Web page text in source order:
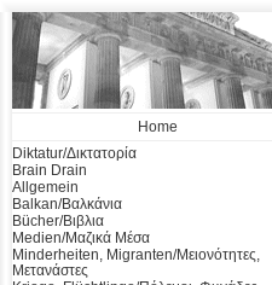
Home
Diktatur/Δικτατορία
Brain Drain
Allgemein
Balkan/Βαλκάνια
Bücher/Βιβλια
Medien/Μαζικά Μέσα
Minderheiten, Migranten/Μειονότητες,
Μετανάστες